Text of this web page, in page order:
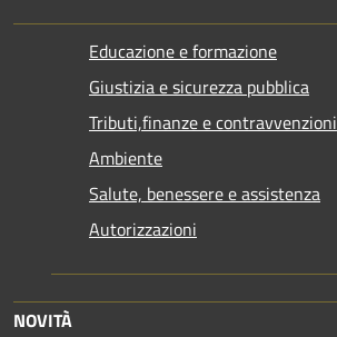
Educazione e formazione
Giustizia e sicurezza pubblica
Tributi,finanze e contravvenzioni
Ambiente
Salute, benessere e assistenza
Autorizzazioni
NOVITÀ